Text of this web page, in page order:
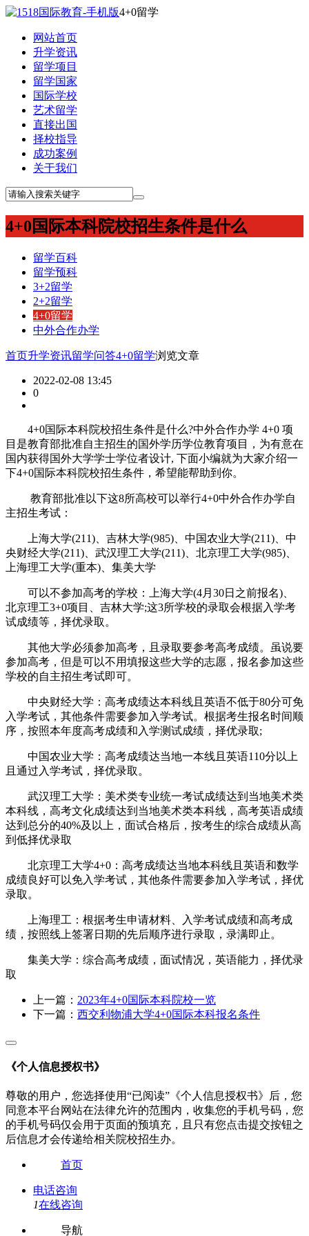
4+0留学
网站首页
升学资讯
留学项目
留学国家
国际学校
艺术留学
直接出国
择校指导
成功案例
关于我们
4+0国际本科院校招生条件是什么
留学百科
留学预科
3+2留学
2+2留学
4+0留学
中外合作办学
首页升学资讯留学问答4+0留学浏览文章
2022-02-08 13:45
0
4+0国际本科院校招生条件是什么?中外合作办学 4+0 项
目是教育部批准自主招生的国外学历学位教育项目，为有意在
国内获得国外大学学士学位者设计, 下面小编就为大家介绍一
下4+0国际本科院校招生条件，希望能帮助到你。
教育部批准以下这8所高校可以举行4+0中外合作办学自
主招生考试：
上海大学(211)、吉林大学(985)、中国农业大学(211)、中
央财经大学(211)、武汉理工大学(211)、北京理工大学(985)、
上海理工大学(重本)、集美大学
可以不参加高考的学校：上海大学(4月30日之前报名)、
北京理工3+0项目、吉林大学;这3所学校的录取会根据入学考
试成绩等，择优录取。
其他大学必须参加高考，且录取要参考高考成绩。虽说要
参加高考，但是可以不用填报这些大学的志愿，报名参加这些
学校的自主招生考试即可。
中央财经大学：高考成绩达本科线且英语不低于80分可免
入学考试，其他条件需要参加入学考试。根据考生报名时间顺
序，按照本年度高考成绩和入学测试成绩，择优录取;
中国农业大学：高考成绩达当地一本线且英语110分以上
且通过入学考试，择优录取。
武汉理工大学：美术类专业统一考试成绩达到当地美术类
本科线，高考文化成绩达到当地美术类本科线，高考英语成绩
达到总分的40%及以上，面试合格后，按考生的综合成绩从高
到低择优录取
北京理工大学4+0：高考成绩达当地本科线且英语和数学
成绩良好可以免入学考试，其他条件需要参加入学考试，择优
录取。
上海理工：根据考生申请材料、入学考试成绩和高考成
绩，按照线上签署日期的先后顺序进行录取，录满即止。
集美大学：综合高考成绩，面试情况，英语能力，择优录
取
上一篇： 2023年4+0国际本科院校一览
下一篇： 西交利物浦大学4+0国际本科报名条件
《个人信息授权书》
尊敬的用户，您选择使用“已阅读”《个人信息授权书》后，您
同意本平台网站在法律允许的范围内，收集您的手机号码，您
的手机号码仅会用于页面的预填充，且只有您点击提交按钮之
后信息才会传递给相关院校招生办。
首页
电话咨询
1在线咨询
导航